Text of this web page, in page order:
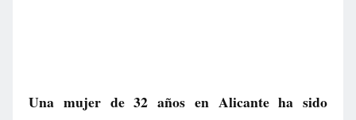
Una mujer de 32 años en Alicante ha sido